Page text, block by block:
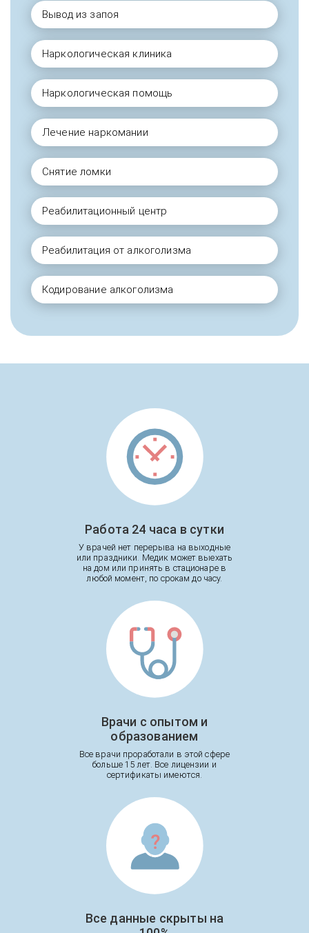
Вывод из запоя
Наркологическая клиника
Наркологическая помощь
Лечение наркомании
Снятие ломки
Реабилитационный центр
Реабилитация от алкоголизма
Кодирование алкоголизма
Работа 24 часа в сутки
У врачей нет перерыва на выходные
или праздники. Медик может выехать
на дом или принять в стационаре в
любой момент, по срокам до часу.
Врачи с опытом и
образованием
Все врачи проработали в этой сфере
больше 15 лет. Все лицензии и
сертификаты имеются.
Все данные скрыты на